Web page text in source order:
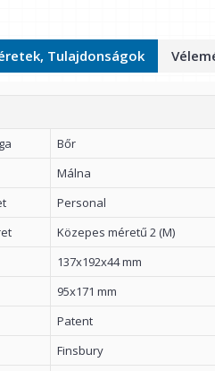
Tulajdonságok
Bőr
Málna
Personal
Közepes méretű 2 (M)
137x192x44 mm
95x171 mm
Patent
Finsbury